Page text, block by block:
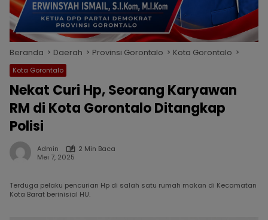
Beranda Daerah Provinsi Gorontalo Kota Gorontalo
Kota Gorontalo
Nekat Curi Hp, Seorang Karyawan
RM di Kota Gorontalo Ditangkap
Polisi
Admin
2 Min Baca
Mei 7, 2025
Terduga pelaku pencurian Hp di salah satu rumah makan di Kecamatan
Kota Barat berinisial HU.